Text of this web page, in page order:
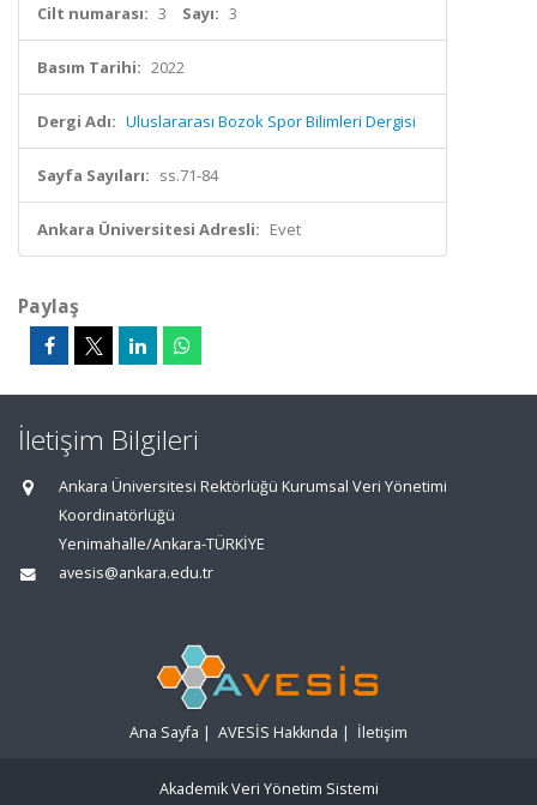
Cilt numarası: 3 Sayı: 3
Basım Tarihi: 2022
Dergi Adı: Uluslararası Bozok Spor Bilimleri Dergisi
Sayfa Sayıları: ss.71-84
Ankara Üniversitesi Adresli: Evet
Paylaş
İletişim Bilgileri
Ankara Üniversitesi Rektörlüğü Kurumsal Veri Yönetimi
Koordinatörlüğü
Yenimahalle/Ankara-TÜRKİYE
avesis@ankara.edu.tr
Ana Sayfa | AVESİS Hakkında | İletişim
Akademik Veri Yönetim Sistemi